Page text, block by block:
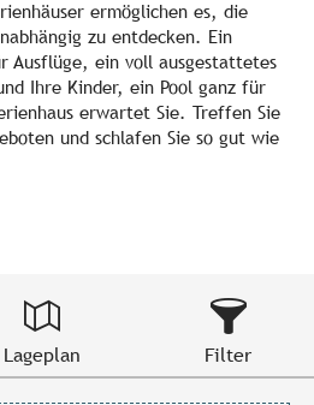
ermöglichen es, die
zu entdecken. Ein
Ausflüge, ein voll ausgestattetes
Ihre Kinder, ein Pool ganz für
erwartet Sie. Treffen Sie
und schlafen Sie so gut wie
Lageplan Filter